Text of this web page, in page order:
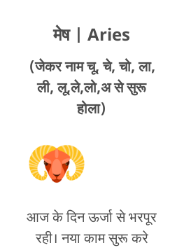
मेष | Aries
(जेकर नाम चू, चे, चो, ला,
ली, लू,ले,लो,अ से सुरू
होला)
आज के दिन ऊर्जा से भरपूर
रही। नया काम सुरू करे